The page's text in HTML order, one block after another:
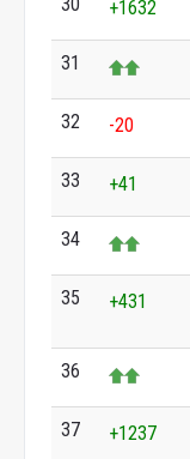
+1632
31
32 -20
33 +41
34
35 +431
36
37 +1237